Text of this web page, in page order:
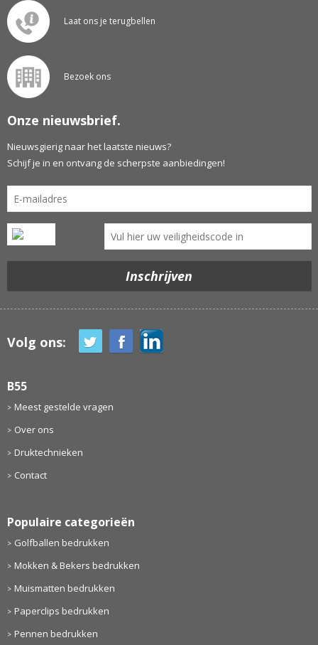
Laat ons je terugbellen
Bezoek ons
Onze nieuwsbrief.
Nieuwsgierig naar het laatste nieuws?
Schijf je in en ontvang de scherpste aanbiedingen!
Volg ons:
B55
Meest gestelde vragen
Over ons
Druktechnieken
Contact
Populaire categorieën
Golfballen bedrukken
Mokken & Bekers bedrukken
Muismatten bedrukken
Paperclips bedrukken
Pennen bedrukken